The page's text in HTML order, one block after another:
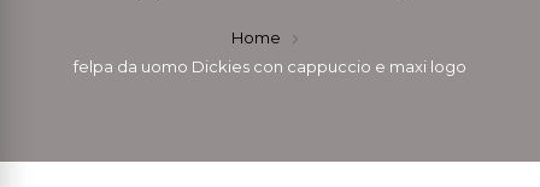
Home
felpa da uomo Dickies con cappuccio e maxi logo